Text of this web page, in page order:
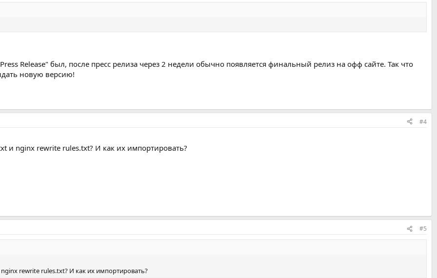
Release" был, после пресс релиза через 2 недели обычно появляется финальный релиз на офф сайте. Так что
новую версию!
#4
и nginx rewrite rules.txt? И как их импортировать?
#5
rewrite rules.txt? И как их импортировать?